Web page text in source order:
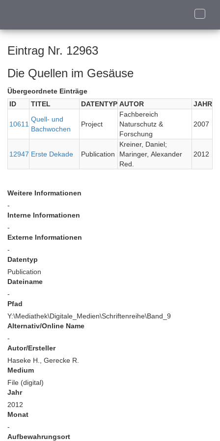
Toggle
Eintrag Nr. 12963
Die Quellen im Gesäuse
Übergeordnete Einträge
ID
TITEL DATENTYP AUTOR JAHR
10611
Quell- und
Bachwochen
Project
Fachbereich
Naturschutz &
Forschung
2007
12947 Erste Dekade Publication
Kreiner, Daniel;
Maringer, Alexander
Red.
2012
Weitere Informationen
-
Interne Informationen
-
Externe Informationen
-
Datentyp
Publication
Dateiname
-
Pfad
Y:\Mediathek\Digitale_Medien\Schriftenreihe\Band_9
Alternativ/Online Name
-
Autor/Ersteller
Haseke H., Gerecke R.
Medium
File (digital)
Jahr
2012
Monat
-
Aufbewahrungsort